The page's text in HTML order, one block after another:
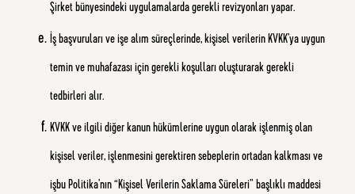
Şirket bünyesindeki uygulamalarda gerekli revizyonları yapar.
İş başvuruları ve işe alım süreçlerinde, kişisel verilerin KVKK’ya uygun
temin ve muhafazası için gerekli koşulları oluşturarak gerekli
tedbirleri alır.
KVKK ve ilgili diğer kanun hükümlerine uygun olarak işlenmiş olan
kişisel veriler, işlenmesini gerektiren sebeplerin ortadan kalkması ve
işbu Politika’nın “Kişisel Verilerin Saklama Süreleri” başlıklı maddesi